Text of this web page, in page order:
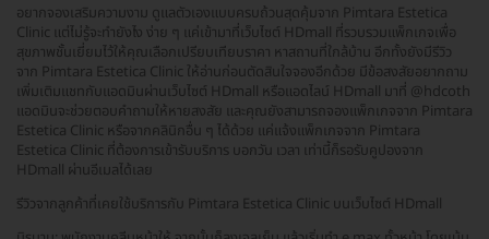
อยากจองเสริมความงาม ดูแลตัวเองแบบครบถ้วนสุดคุ้มจาก Pimtara Estetica
Clinic แต่ไม่รู้จะทำยังไง ง่าย ๆ แค่เข้ามาที่เว็บไซต์ HDmall ที่รวบรวมแพ็กเกจเพื่อ
สุขภาพชั้นเยี่ยมไว้ให้คุณเลือกเปรียบเทียบราคา หาสถานที่ใกล้บ้าน อีกทั้งยังมีรีวิว
จาก Pimtara Estetica Clinic ให้อ่านก่อนตัดสินใจจองอีกด้วย มีข้อสงสัยอยากถาม
เพิ่มเติมแชทกับแอดมินผ่านเว็บไซต์ HDmall หรือแอดไลน์ HDmall มาที่ @hdcoth
แอดมินจะช่วยตอบคำถามให้หายสงสัย และคุณยังสามารถจองแพ็กเกจจาก Pimtara
Estetica Clinic หรือจากคลินิกอื่น ๆ ได้ด้วย แค่แจ้งแพ็กเกจจาก Pimtara
Estetica Clinic ที่ต้องการเข้ารับบริการ บอกวัน เวลา เท่านี้ก็รอรับคูปองจาก
HDmall ผ่านอีเมลได้เลย
รีวิวจากลูกค้าที่เคยใช้บริการกับ Pimtara Estetica Clinic บนเว็บไซต์ HDmall